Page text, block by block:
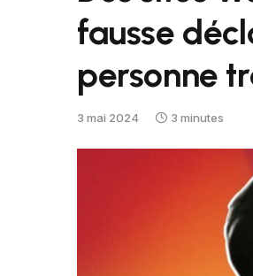
fausse
personne
3 mai 2024 3 minutes